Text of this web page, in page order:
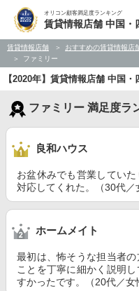
オリコン顧客満足度ランキング
賃貸情報店舗 中国・
賃貸情報店舗 おすすめの賃貸情報店
ファミリー
【2020年】賃貸情報店舗 中国
ファミリー 満足度ラ
良和ハウス
お盆休みでも営業してい
対応してくれた。（30代／
ホームメイト
最初は、怖そうな担当者
ことを丁寧に細かく説明
すかったです。（20代／女